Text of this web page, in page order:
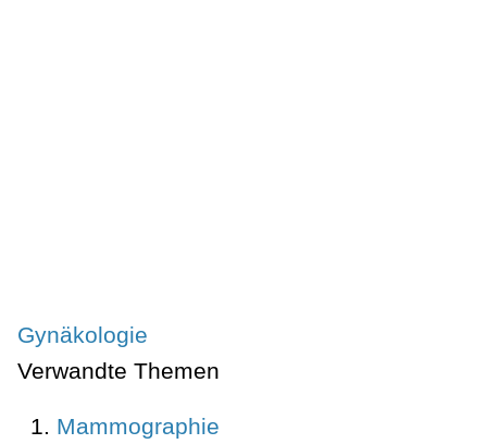
Gynäkologie
Verwandte Themen
Mammographie